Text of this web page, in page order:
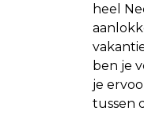
heel
ben je
je
tussen